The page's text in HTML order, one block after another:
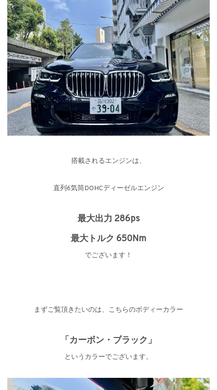
搭載されるエンジンは、
直列6気筒DOHCディーゼルエンジン
最大出力 286ps
最大トルク 650Nm
でございます！
まずご覧頂きたいのは、こちらのボディーカラー
「カーボン・ブラック」
というカラーでございます。